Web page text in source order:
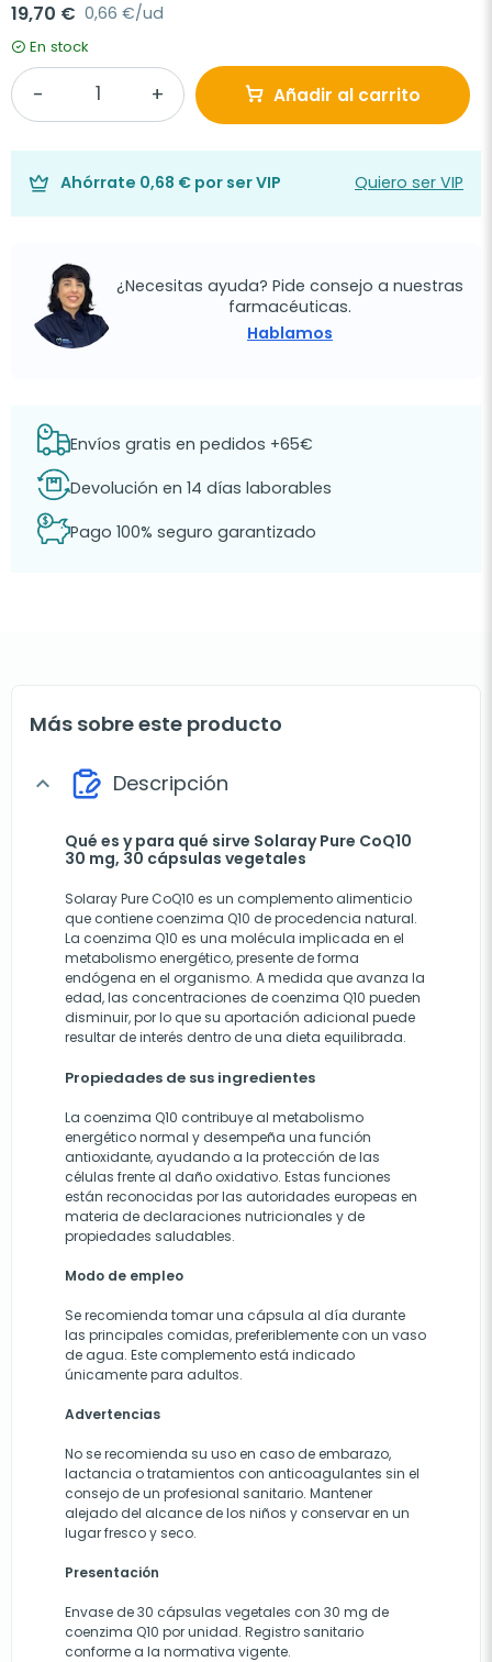
19,70 € 0,66 €/ud
En stock
Añadir al carrito
Ahórrate 0,68 € por ser VIP Quiero ser VIP
¿Necesitas ayuda? Pide consejo a nuestras
farmacéuticas.
Hablamos
Envíos gratis en pedidos +65€
Devolución en 14 días laborables
Pago 100% seguro garantizado
Más sobre este producto
expand_more Descripción
Qué es y para qué sirve Solaray Pure CoQ10
30 mg, 30 cápsulas vegetales
Solaray Pure CoQ10 es un complemento alimenticio
que contiene coenzima Q10 de procedencia natural.
La coenzima Q10 es una molécula implicada en el
metabolismo energético, presente de forma
endógena en el organismo. A medida que avanza la
edad, las concentraciones de coenzima Q10 pueden
disminuir, por lo que su aportación adicional puede
resultar de interés dentro de una dieta equilibrada.
Propiedades de sus ingredientes
La coenzima Q10 contribuye al metabolismo
energético normal y desempeña una función
antioxidante, ayudando a la protección de las
células frente al daño oxidativo. Estas funciones
están reconocidas por las autoridades europeas en
materia de declaraciones nutricionales y de
propiedades saludables.
Modo de empleo
Se recomienda tomar una cápsula al día durante
las principales comidas, preferiblemente con un vaso
de agua. Este complemento está indicado
únicamente para adultos.
Advertencias
No se recomienda su uso en caso de embarazo,
lactancia o tratamientos con anticoagulantes sin el
consejo de un profesional sanitario. Mantener
alejado del alcance de los niños y conservar en un
lugar fresco y seco.
Presentación
Envase de 30 cápsulas vegetales con 30 mg de
coenzima Q10 por unidad. Registro sanitario
conforme a la normativa vigente.